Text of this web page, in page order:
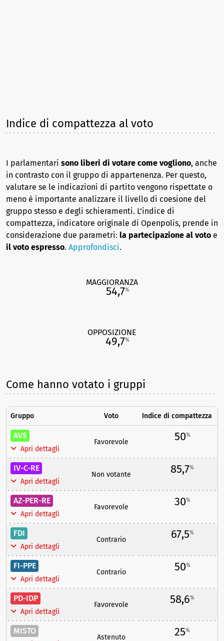
Indice di compattezza al voto
I parlamentari sono liberi di votare come vogliono, anche
in contrasto con il gruppo di appartenenza. Per questo,
valutare se le indicazioni di partito vengono rispettate o
meno è importante analizzare il livello di coesione del
gruppo stesso e degli schieramenti. L’indice di
compattezza, indicatore originale di Openpolis, prende in
considerazione due parametri: la partecipazione al voto e
il voto espresso. Approfondisci.
MAGGIORANZA
54,7%
OPPOSIZIONE
49,7%
Come hanno votato i gruppi
Gruppo Voto Indice di compattezza
AVS
Apri dettagli
Favorevole 50%
IV-C-RE
Apri dettagli
Non votante 85,7%
AZ-PER-RE
Apri dettagli
Favorevole 30%
FDI
Apri dettagli
Contrario 67,5%
FI-PPE
Apri dettagli
Contrario 50%
PD-IDP
Apri dettagli
Favorevole 58,6%
MISTO
Astenuto 25%